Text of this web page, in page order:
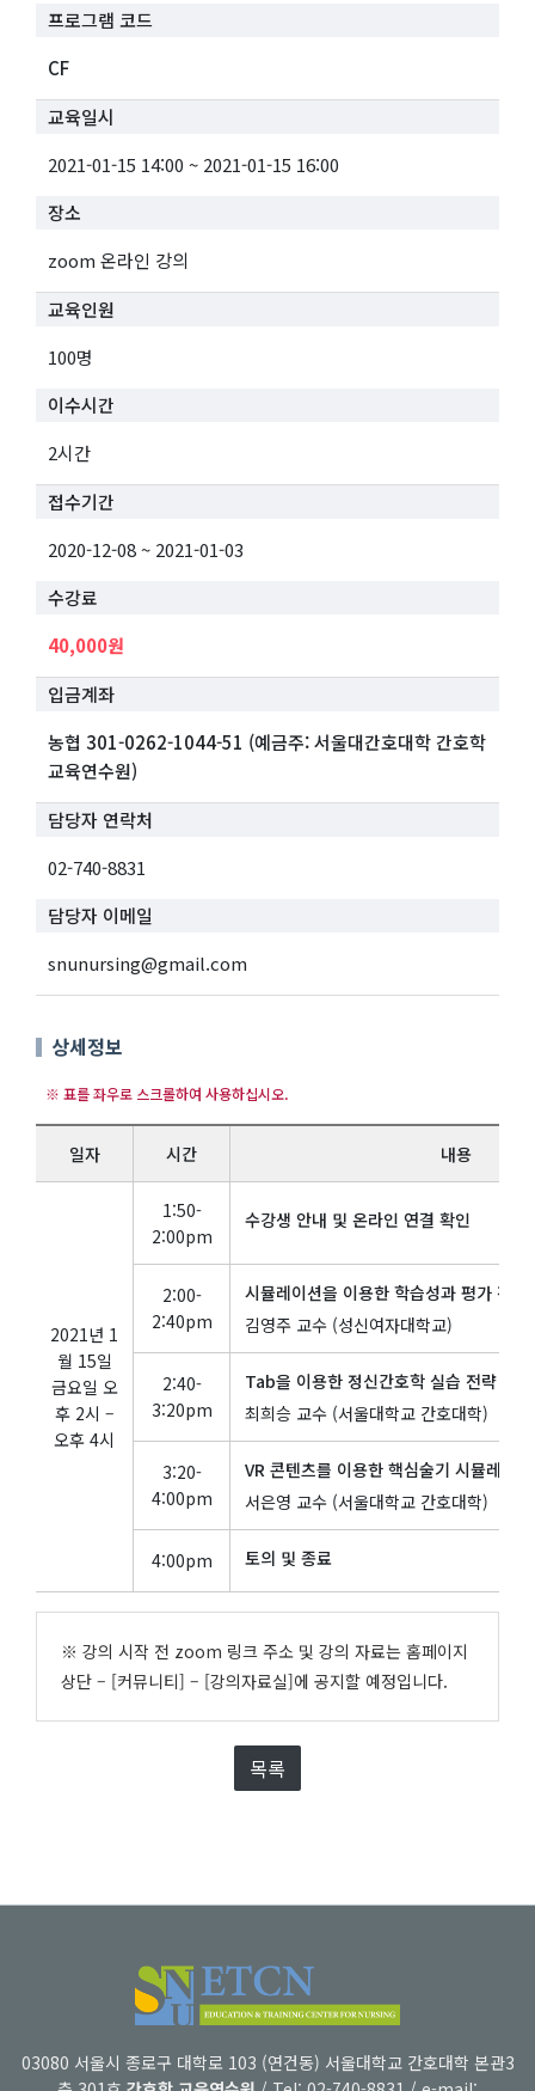
프로그램 코드
CF
교육일시
2021-01-15 14:00 ~ 2021-01-15 16:00
장소
zoom 온라인 강의
교육인원
100명
이수시간
2시간
접수기간
2020-12-08 ~ 2021-01-03
수강료
40,000원
입금계좌
농협 301-0262-1044-51 (예금주: 서울대간호대학 간호학
교육연수원)
담당자 연락처
02-740-8831
담당자 이메일
snunursing@gmail.com
상세정보
일자 시간 내용
2021년 1
월 15일
금요일 오
후 2시 –
오후 4시
1:50-
2:00pm
수강생 안내 및 온라인 연결 확인
2:00-
2:40pm
시뮬레이션을 이용한 학습성과 평가 전략
김영주 교수 (성신여자대학교)
2:40-
3:20pm
Tab을 이용한 정신간호학 실습 전략
최희승 교수 (서울대학교 간호대학)
3:20-
4:00pm
VR 콘텐츠를 이용한 핵심술기 시뮬레이
서은영 교수 (서울대학교 간호대학)
4:00pm 토의 및 종료
※ 강의 시작 전 zoom 링크 주소 및 강의 자료는 홈페이지
상단 – [커뮤니티] – [강의자료실]에 공지할 예정입니다.
목록
03080 서울시 종로구 대학로 103 (연건동) 서울대학교 간호대학 본관3